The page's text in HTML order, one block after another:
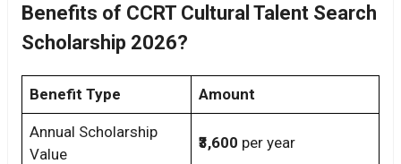
Benefits of CCRT Cultural Talent Search
Scholarship 2026?
Benefit Type Amount
Annual Scholarship
Value
₹3,600 per year